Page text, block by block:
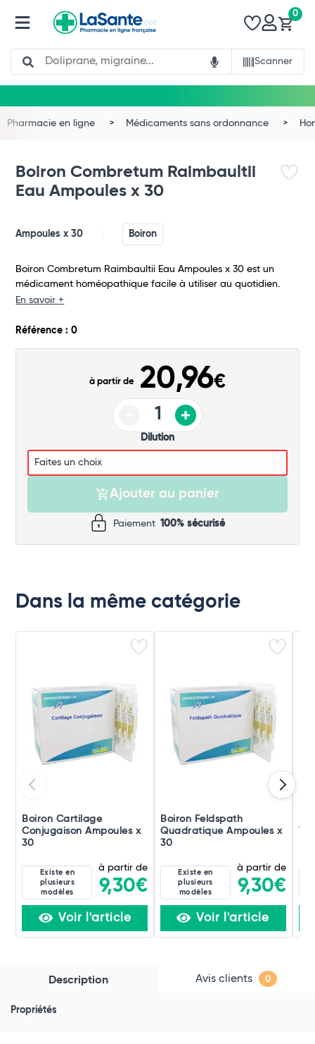
Search
Scanner
0
Total
Pharmacie en ligne Médicaments sans ordonnance
Boiron Combretum Raimbaultii
Eau Ampoules x 30
Ampoules x 30 Boiron
Boiron Combretum Raimbaultii Eau Ampoules x 30 est un
médicament homéopathique facile à utiliser au quotidien.
En savoir +
Référence : 0
à partir de 20,96€
Dilution
Ajouter au panier
Paiement 100% sécurisé
Dans la même catégorie
Boiron Cartilage
Conjugaison Ampoules x
30
Existe en
plusieurs
modèles
à partir de
9,30€
Voir l'article
Boiron Feldspath
Quadratique Ampoules x
30
Existe en
plusieurs
modèles
à partir de
9,30€
Voir l'article
Description Avis clients 0
Propriétés